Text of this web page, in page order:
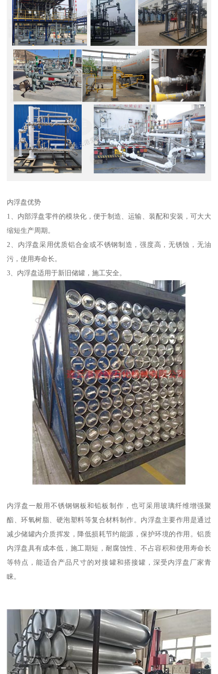
内浮盘优势
1、内部浮盘零件的模块化，便于制造、运输、装配和安装，可大大
缩短生产周期。
2、内浮盘采用优质铝合金或不锈钢制造，强度高，无锈蚀，无油
污，使用寿命长。
3、内浮盘适用于新旧储罐，施工安全。
内浮盘一般用不锈钢钢板和铅板制作，也可采用玻璃纤维增强聚
酯、环氧树脂、硬泡塑料等复合材料制作。内浮盘主要作用是通过
减少储罐内介质挥发，降低损耗节约能源，保护环境的作用。铝质
内浮盘具有成本低，施工期短，耐腐蚀性、不占容积和使用寿命长
等特点，能适合产品尺寸的对接罐和搭接罐，深受内浮盘厂家青
睐。